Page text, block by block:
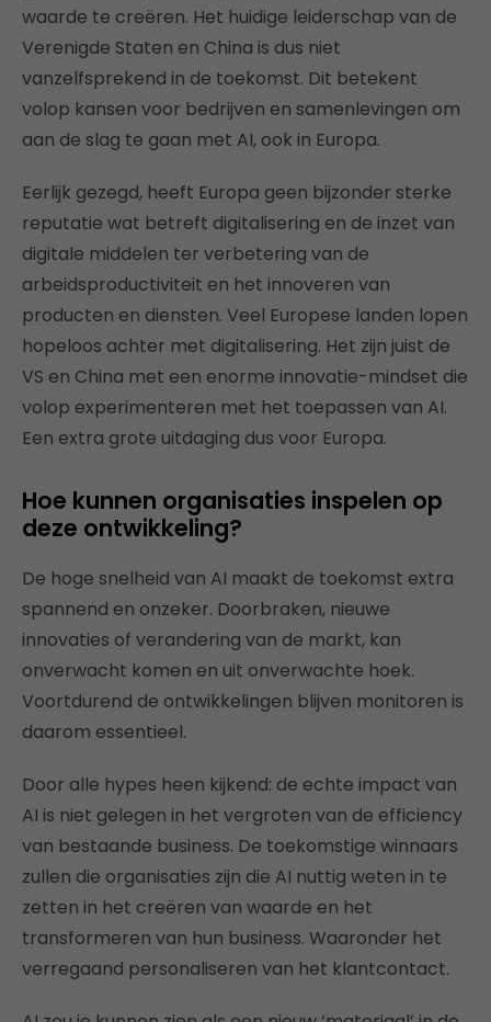
waarde te creëren. Het huidige leiderschap van de
Verenigde Staten en China is dus niet
vanzelfsprekend in de toekomst. Dit betekent
volop kansen voor bedrijven en samenlevingen om
aan de slag te gaan met AI, ook in Europa.
Eerlijk gezegd, heeft Europa geen bijzonder sterke
reputatie wat betreft digitalisering en de inzet van
digitale middelen ter verbetering van de
arbeidsproductiviteit en het innoveren van
producten en diensten. Veel Europese landen lopen
hopeloos achter met digitalisering. Het zijn juist de
VS en China met een enorme innovatie-mindset die
volop experimenteren met het toepassen van AI.
Een extra grote uitdaging dus voor Europa.
Hoe kunnen organisaties inspelen op
deze ontwikkeling?
De hoge snelheid van AI maakt de toekomst extra
spannend en onzeker. Doorbraken, nieuwe
innovaties of verandering van de markt, kan
onverwacht komen en uit onverwachte hoek.
Voortdurend de ontwikkelingen blijven monitoren is
daarom essentieel.
Door alle hypes heen kijkend: de echte impact van
AI is niet gelegen in het vergroten van de efficiency
van bestaande business. De toekomstige winnaars
zullen die organisaties zijn die AI nuttig weten in te
zetten in het creëren van waarde en het
transformeren van hun business. Waaronder het
verregaand personaliseren van het klantcontact.